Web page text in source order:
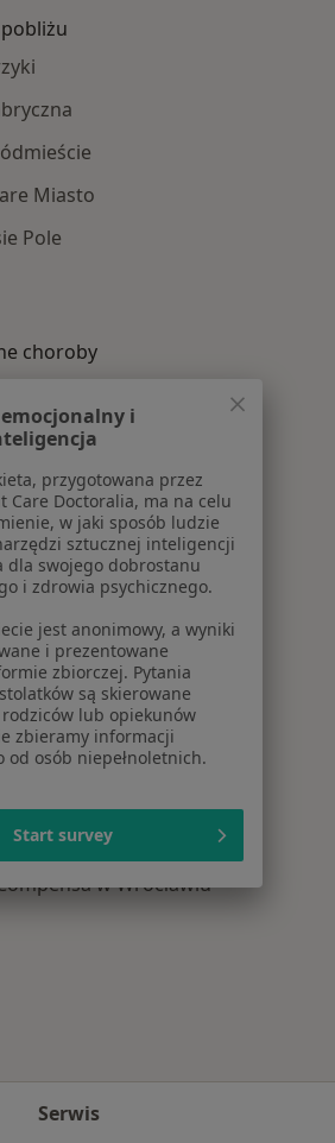
Miasto
Pole
choroby
Wrocławiu
Najczęście leczone
ubezpieczenia
w Wrocławiu
w Wrocławiu
w Wrocławiu
Polska w Wrocławiu
w Wrocławiu
Serwis
i
przygotowana przez
Care Doctoralia, ma na celu
w jaki sposób ludzie
sztucznej inteligencji
dla swojego dobrostanu
i zdrowia psychicznego.
jest anonimowy, a wyniki
i prezentowane
zbiorczej. Pytania
są skierowane
rodziców lub opiekunów
zbieramy informacji
od osób niepełnoletnich.
Start survey